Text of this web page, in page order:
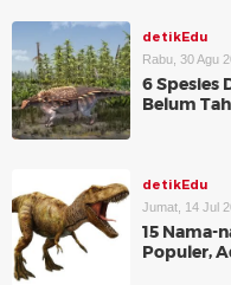
detikEdu
Rabu, 30 Agu
6 Spesies
Belum
detikEdu
Jumat, 14 Jul
15 Nama-
Populer,